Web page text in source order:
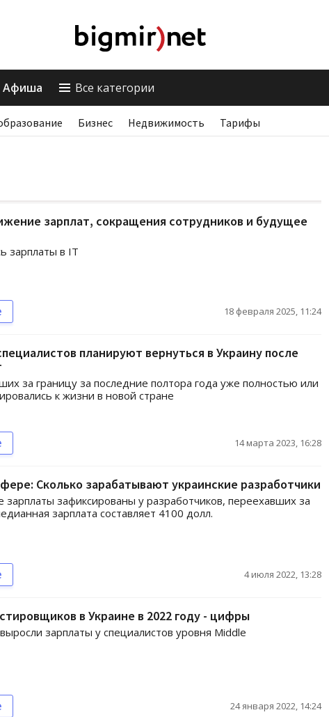
Афиша Все категории
Бизнес Недвижимость Тарифы
зарплат, сокращения сотрудников и будущее
зарплаты в IT
18 февраля 2025, 11:24
планируют вернуться в Украину после
за границу за последние полтора года уже полностью или
к жизни в новой стране
14 марта 2023, 16:28
Сколько зарабатывают украинские разработчики
зарплаты зафиксированы у разработчиков, переехавших за
зарплата составляет 4100 долл.
4 июля 2022, 13:28
в Украине в 2022 году - цифры
зарплаты у специалистов уровня Middle
24 января 2022, 14:24